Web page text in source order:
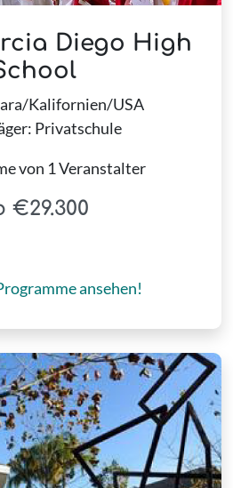
Diego High
Kalifornien/USA
Privatschule
von 1 Veranstalter
€29.300
ansehen!